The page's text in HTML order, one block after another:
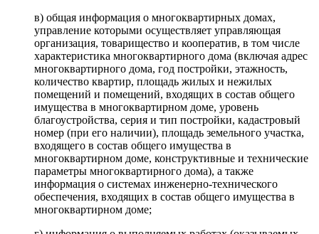
в) общая информация о многоквартирных домах,
управление которыми осуществляет управляющая
организация, товарищество и кооператив, в том числе
характеристика многоквартирного дома (включая адрес
многоквартирного дома, год постройки, этажность,
количество квартир, площадь жилых и нежилых
помещений и помещений, входящих в состав общего
имущества в многоквартирном доме, уровень
благоустройства, серия и тип постройки, кадастровый
номер (при его наличии), площадь земельного участка,
входящего в состав общего имущества в
многоквартирном доме, конструктивные и технические
параметры многоквартирного дома), а также
информация о системах инженерно-технического
обеспечения, входящих в состав общего имущества в
многоквартирном доме;